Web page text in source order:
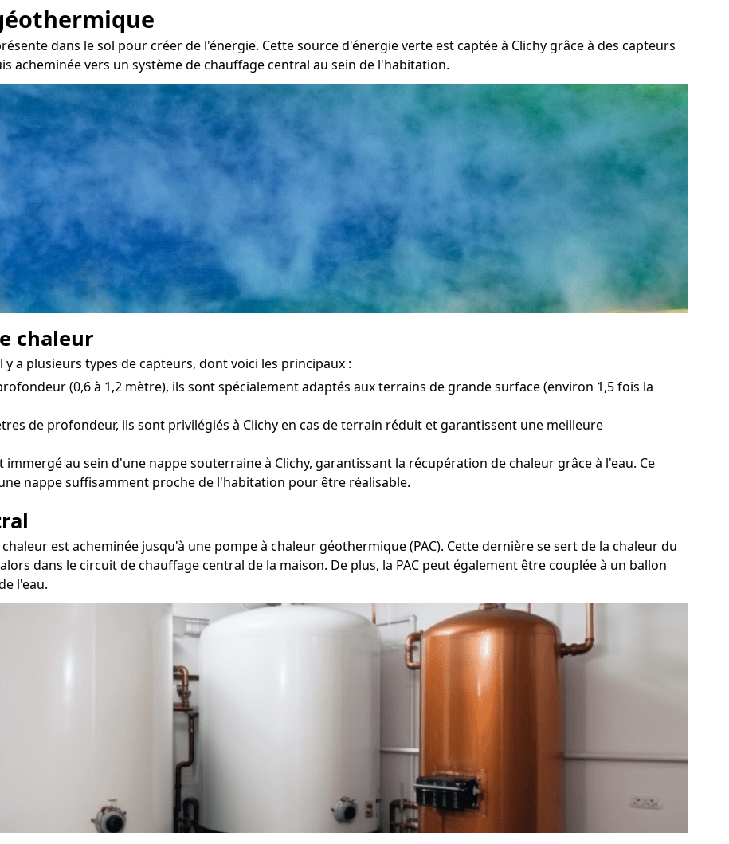
dans le sol pour créer de l'énergie. Cette source d'énergie verte est captée à Clichy grâce à des capteurs
acheminée vers un système de chauffage central au sein de l'habitation.
chaleur
a plusieurs types de capteurs, dont voici les principaux :
(0,6 à 1,2 mètre), ils sont spécialement adaptés aux terrains de grande surface (environ 1,5 fois la
de profondeur, ils sont privilégiés à Clichy en cas de terrain réduit et garantissent une meilleure
immergé au sein d'une nappe souterraine à Clichy, garantissant la récupération de chaleur grâce à l'eau. Ce
nappe suffisamment proche de l'habitation pour être réalisable.
est acheminée jusqu'à une pompe à chaleur géothermique (PAC). Cette dernière se sert de la chaleur du
dans le circuit de chauffage central de la maison. De plus, la PAC peut également être couplée à un ballon
l'eau.